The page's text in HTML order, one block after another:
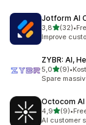
Jotform AI
3,8z 5 hvězd
(32)
Celkový •
Improve
ZYBR: AI,
5,0z 5 hvězd
(9)
Celkový •
Spare
Octocom
4,9z 5 hvězd
(9)
Celkový •
AI customer